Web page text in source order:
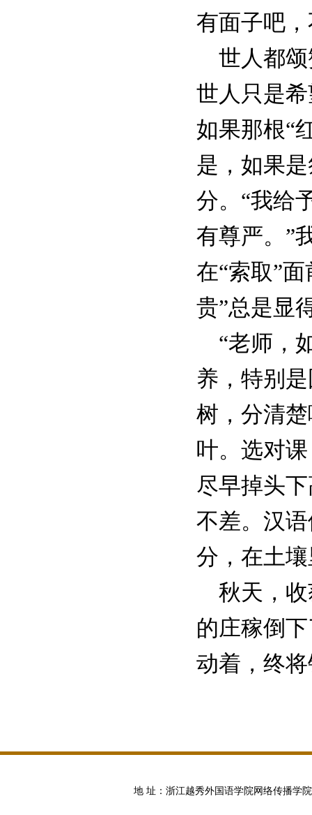
有面子吧
世人都颂
世人只是
如果那根“
是，如果
分。“我给
有尊严。”
在“索取”
贵”总是显
“老师，
养，特别
树，分清
叶。选对
尽早掉头
不差。汉
分，在土
秋天，收
的庄稼倒
动着，终
地 址：浙江越秀外国语学院网络传播学